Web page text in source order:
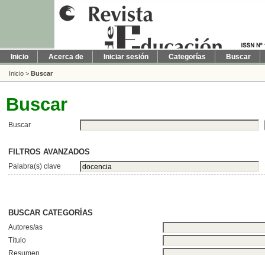
Inicio Acerca de Iniciar sesión Categorías Buscar
Inicio > Buscar
Buscar
Buscar
FILTROS AVANZADOS
Palabra(s) clave
BUSCAR CATEGORÍAS
Autores/as
Título
Resumen